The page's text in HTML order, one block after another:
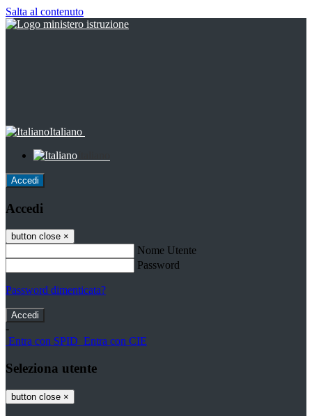
Salta al contenuto
Italiano
Accedi
Accedi
button close ×
Nome Utente
Password
Password dimenticata?
-
Entra con SPID Entra con CIE
Seleziona utente
button close ×